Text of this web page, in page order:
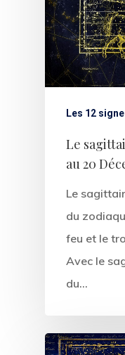
Les 12
Le
au 20
Le
du
feu et le
Avec le
du…